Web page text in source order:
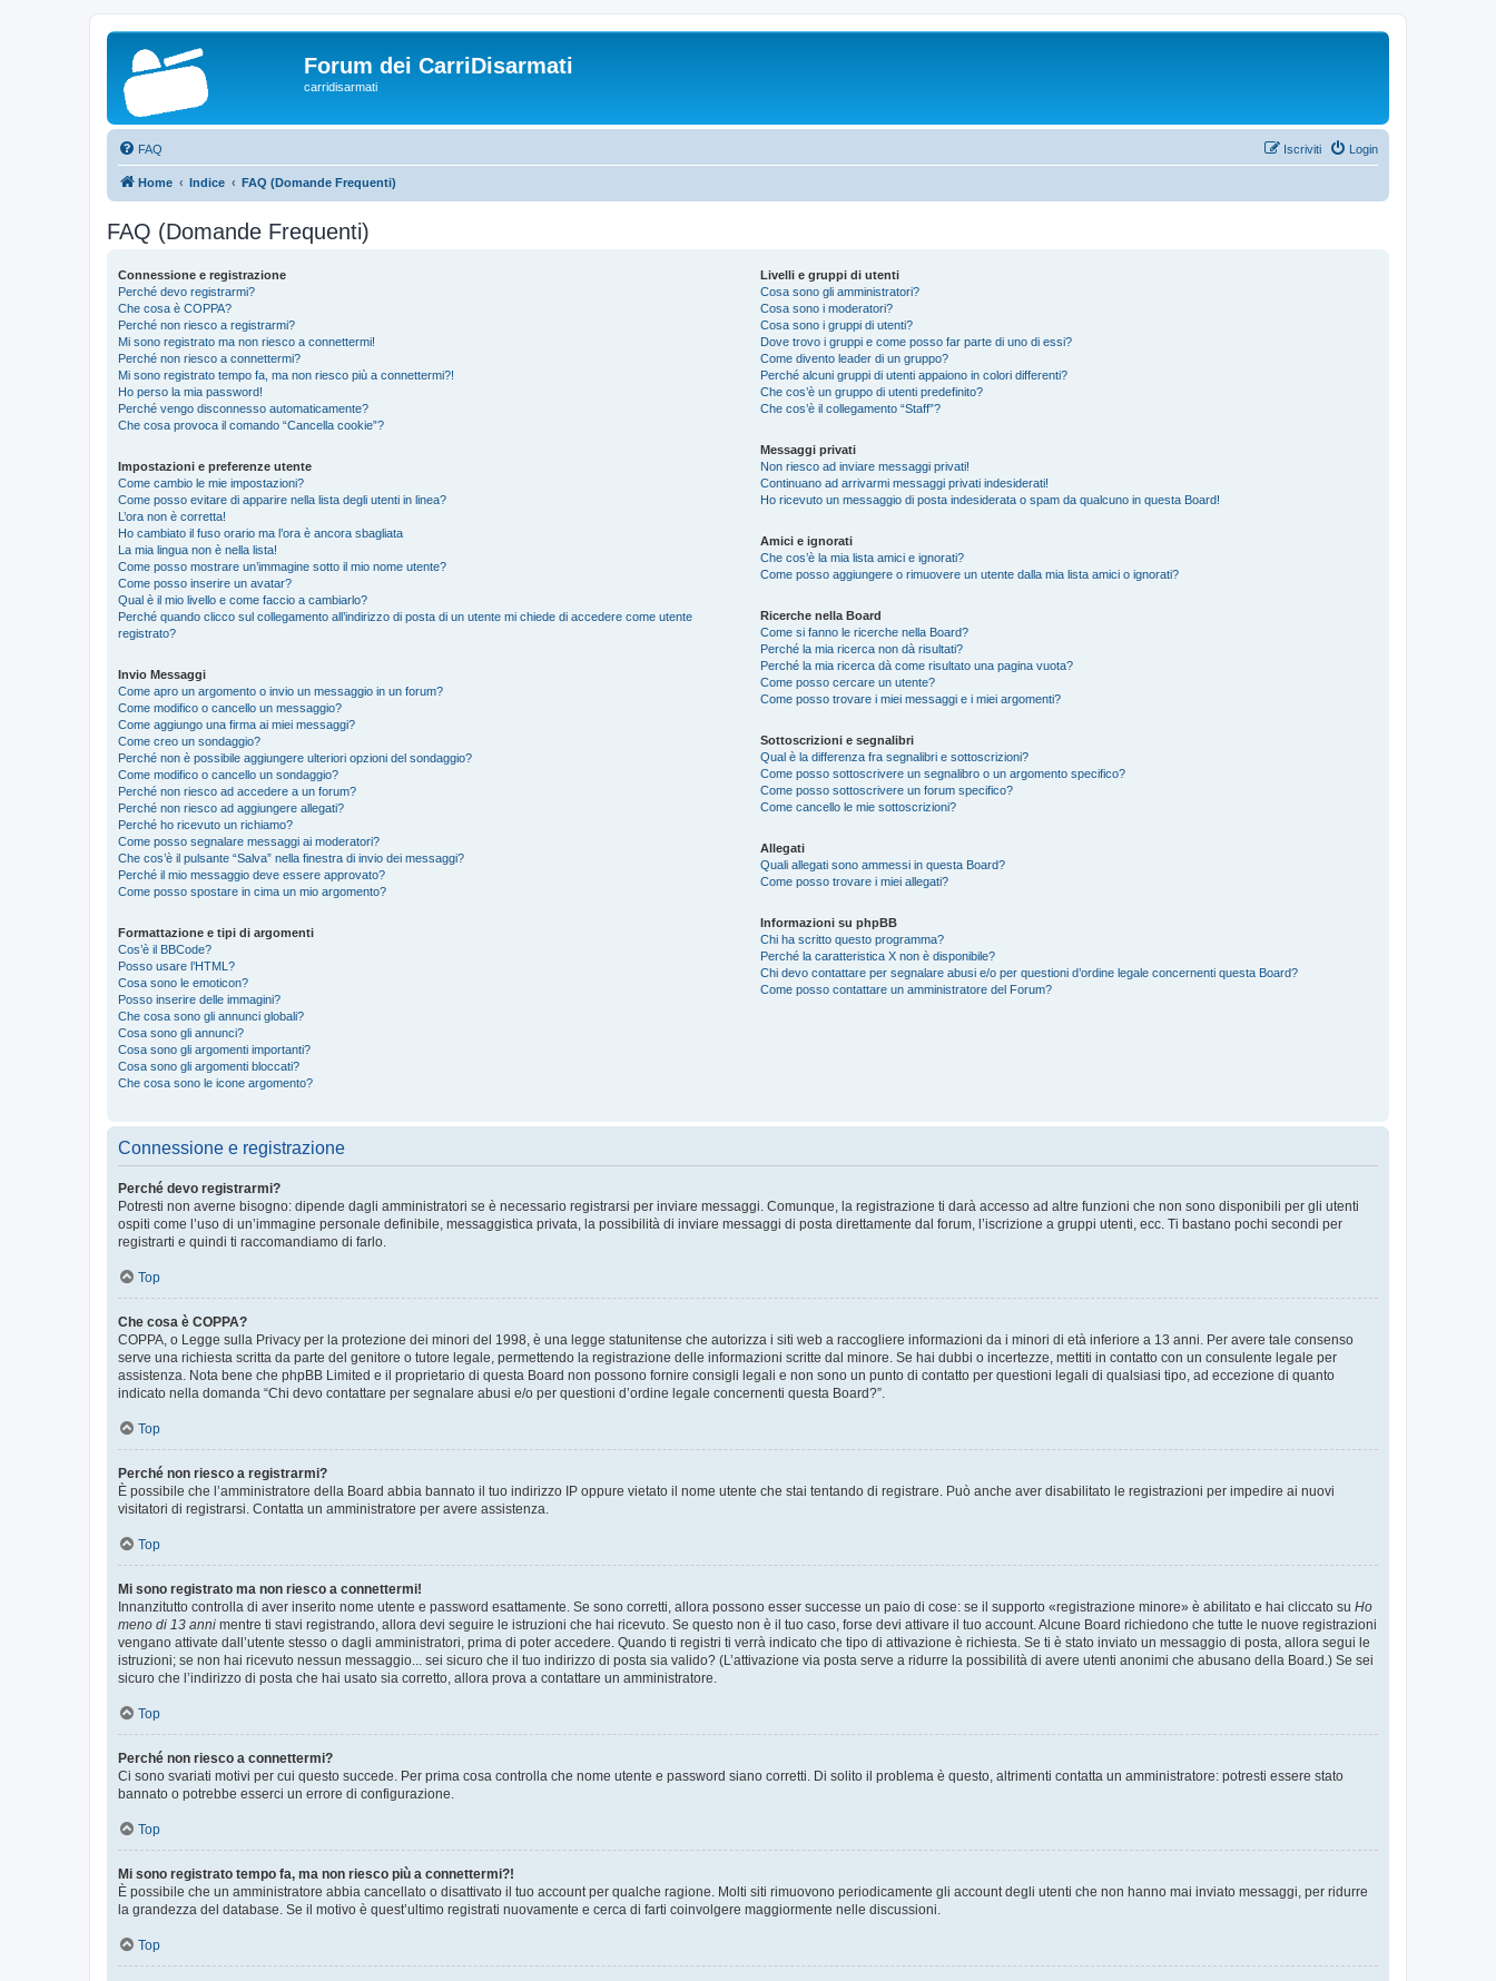
Forum dei CarriDisarmati
carridisarmati
FAQ Login
Iscriviti
Home Indice FAQ (Domande Frequenti)
FAQ (Domande Frequenti)
Connessione e registrazione
Perché devo registrarmi?
Che cosa è COPPA?
Perché non riesco a registrarmi?
Mi sono registrato ma non riesco a connettermi!
Perché non riesco a connettermi?
Mi sono registrato tempo fa, ma non riesco più a connettermi?!
Ho perso la mia password!
Perché vengo disconnesso automaticamente?
Che cosa provoca il comando “Cancella cookie”?
Impostazioni e preferenze utente
Come cambio le mie impostazioni?
Come posso evitare di apparire nella lista degli utenti in linea?
L’ora non è corretta!
Ho cambiato il fuso orario ma l’ora è ancora sbagliata
La mia lingua non è nella lista!
Come posso mostrare un’immagine sotto il mio nome utente?
Come posso inserire un avatar?
Qual è il mio livello e come faccio a cambiarlo?
Perché quando clicco sul collegamento all’indirizzo di posta di un utente mi chiede di accedere come utente
registrato?
Invio Messaggi
Come apro un argomento o invio un messaggio in un forum?
Come modifico o cancello un messaggio?
Come aggiungo una firma ai miei messaggi?
Come creo un sondaggio?
Perché non è possibile aggiungere ulteriori opzioni del sondaggio?
Come modifico o cancello un sondaggio?
Perché non riesco ad accedere a un forum?
Perché non riesco ad aggiungere allegati?
Perché ho ricevuto un richiamo?
Come posso segnalare messaggi ai moderatori?
Che cos’è il pulsante “Salva” nella finestra di invio dei messaggi?
Perché il mio messaggio deve essere approvato?
Come posso spostare in cima un mio argomento?
Formattazione e tipi di argomenti
Cos’è il BBCode?
Posso usare l’HTML?
Cosa sono le emoticon?
Posso inserire delle immagini?
Che cosa sono gli annunci globali?
Cosa sono gli annunci?
Cosa sono gli argomenti importanti?
Cosa sono gli argomenti bloccati?
Che cosa sono le icone argomento?
Livelli e gruppi di utenti
Cosa sono gli amministratori?
Cosa sono i moderatori?
Cosa sono i gruppi di utenti?
Dove trovo i gruppi e come posso far parte di uno di essi?
Come divento leader di un gruppo?
Perché alcuni gruppi di utenti appaiono in colori differenti?
Che cos’è un gruppo di utenti predefinito?
Che cos’è il collegamento “Staff”?
Messaggi privati
Non riesco ad inviare messaggi privati!
Continuano ad arrivarmi messaggi privati indesiderati!
Ho ricevuto un messaggio di posta indesiderata o spam da qualcuno in questa Board!
Amici e ignorati
Che cos’è la mia lista amici e ignorati?
Come posso aggiungere o rimuovere un utente dalla mia lista amici o ignorati?
Ricerche nella Board
Come si fanno le ricerche nella Board?
Perché la mia ricerca non dà risultati?
Perché la mia ricerca dà come risultato una pagina vuota?
Come posso cercare un utente?
Come posso trovare i miei messaggi e i miei argomenti?
Sottoscrizioni e segnalibri
Qual è la differenza fra segnalibri e sottoscrizioni?
Come posso sottoscrivere un segnalibro o un argomento specifico?
Come posso sottoscrivere un forum specifico?
Come cancello le mie sottoscrizioni?
Allegati
Quali allegati sono ammessi in questa Board?
Come posso trovare i miei allegati?
Informazioni su phpBB
Chi ha scritto questo programma?
Perché la caratteristica X non è disponibile?
Chi devo contattare per segnalare abusi e/o per questioni d’ordine legale concernenti questa Board?
Come posso contattare un amministratore del Forum?
Connessione e registrazione
Perché devo registrarmi?
Potresti non averne bisogno: dipende dagli amministratori se è necessario registrarsi per inviare messaggi. Comunque, la registrazione ti darà accesso ad altre funzioni che non sono disponibili per gli utenti
ospiti come l’uso di un’immagine personale definibile, messaggistica privata, la possibilità di inviare messaggi di posta direttamente dal forum, l’iscrizione a gruppi utenti, ecc. Ti bastano pochi secondi per
registrarti e quindi ti raccomandiamo di farlo.
Top
Che cosa è COPPA?
COPPA, o Legge sulla Privacy per la protezione dei minori del 1998, è una legge statunitense che autorizza i siti web a raccogliere informazioni da i minori di età inferiore a 13 anni. Per avere tale consenso
serve una richiesta scritta da parte del genitore o tutore legale, permettendo la registrazione delle informazioni scritte dal minore. Se hai dubbi o incertezze, mettiti in contatto con un consulente legale per
assistenza. Nota bene che phpBB Limited e il proprietario di questa Board non possono fornire consigli legali e non sono un punto di contatto per questioni legali di qualsiasi tipo, ad eccezione di quanto
indicato nella domanda “Chi devo contattare per segnalare abusi e/o per questioni d’ordine legale concernenti questa Board?”.
Top
Perché non riesco a registrarmi?
È possibile che l’amministratore della Board abbia bannato il tuo indirizzo IP oppure vietato il nome utente che stai tentando di registrare. Può anche aver disabilitato le registrazioni per impedire ai nuovi
visitatori di registrarsi. Contatta un amministratore per avere assistenza.
Top
Mi sono registrato ma non riesco a connettermi!
Innanzitutto controlla di aver inserito nome utente e password esattamente. Se sono corretti, allora possono esser successe un paio di cose: se il supporto «registrazione minore» è abilitato e hai cliccato su Ho
meno di 13 anni mentre ti stavi registrando, allora devi seguire le istruzioni che hai ricevuto. Se questo non è il tuo caso, forse devi attivare il tuo account. Alcune Board richiedono che tutte le nuove registrazioni
vengano attivate dall’utente stesso o dagli amministratori, prima di poter accedere. Quando ti registri ti verrà indicato che tipo di attivazione è richiesta. Se ti è stato inviato un messaggio di posta, allora segui le
istruzioni; se non hai ricevuto nessun messaggio... sei sicuro che il tuo indirizzo di posta sia valido? (L’attivazione via posta serve a ridurre la possibilità di avere utenti anonimi che abusano della Board.) Se sei
sicuro che l’indirizzo di posta che hai usato sia corretto, allora prova a contattare un amministratore.
Top
Perché non riesco a connettermi?
Ci sono svariati motivi per cui questo succede. Per prima cosa controlla che nome utente e password siano corretti. Di solito il problema è questo, altrimenti contatta un amministratore: potresti essere stato
bannato o potrebbe esserci un errore di configurazione.
Top
Mi sono registrato tempo fa, ma non riesco più a connettermi?!
È possibile che un amministratore abbia cancellato o disattivato il tuo account per qualche ragione. Molti siti rimuovono periodicamente gli account degli utenti che non hanno mai inviato messaggi, per ridurre
la grandezza del database. Se il motivo è quest’ultimo registrati nuovamente e cerca di farti coinvolgere maggiormente nelle discussioni.
Top